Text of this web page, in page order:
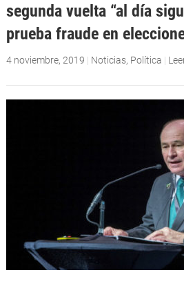
segunda vuelta “al día
prueba fraude en
4 noviembre, 2019 | Noticias, Política |